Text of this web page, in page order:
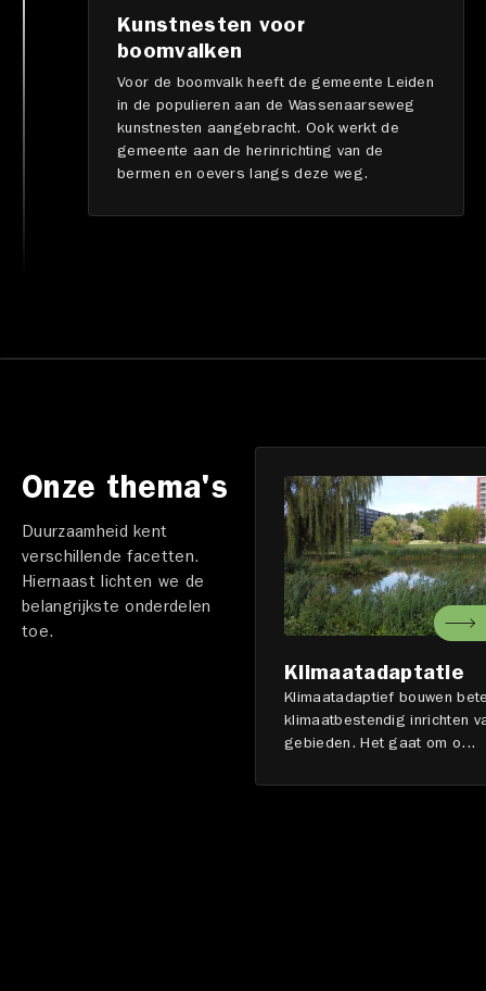
Kunstnesten voor
boomvalken
Voor de boomvalk heeft de gemeente Leiden
in de populieren aan de Wassenaarseweg
kunstnesten aangebracht. Ook werkt de
gemeente aan de herinrichting van de
bermen en oevers langs deze weg.
Onze thema's
Duurzaamheid kent
verschillende facetten.
Hiernaast lichten we de
belangrijkste onderdelen
toe.
Klimaatadaptatie
Klimaatadaptief bouwen
klimaatbestendig inrichten
gebieden. Het gaat om o...